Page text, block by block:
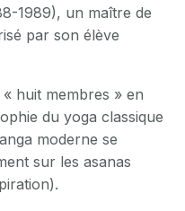
1989), un maître de
par son élève
huit membres » en
du yoga classique
moderne se
sur les asanas